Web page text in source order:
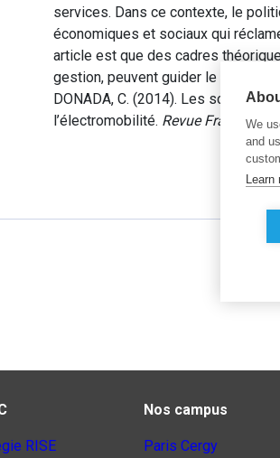
services. Dans ce contexte, le
économiques et sociaux qui
article est que des cadres
gestion, peuvent guider le
DONADA, C. (2014). Les sciences
l’électromobilité. Revue Française
RISE
Nos campus
Paris Cergy
We
and
Learn